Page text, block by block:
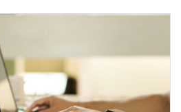
proizvoda
2026-6-1)